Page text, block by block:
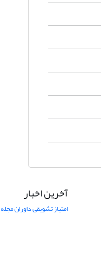
آخرین اخبار
امتیاز تشویقی داوران مجله